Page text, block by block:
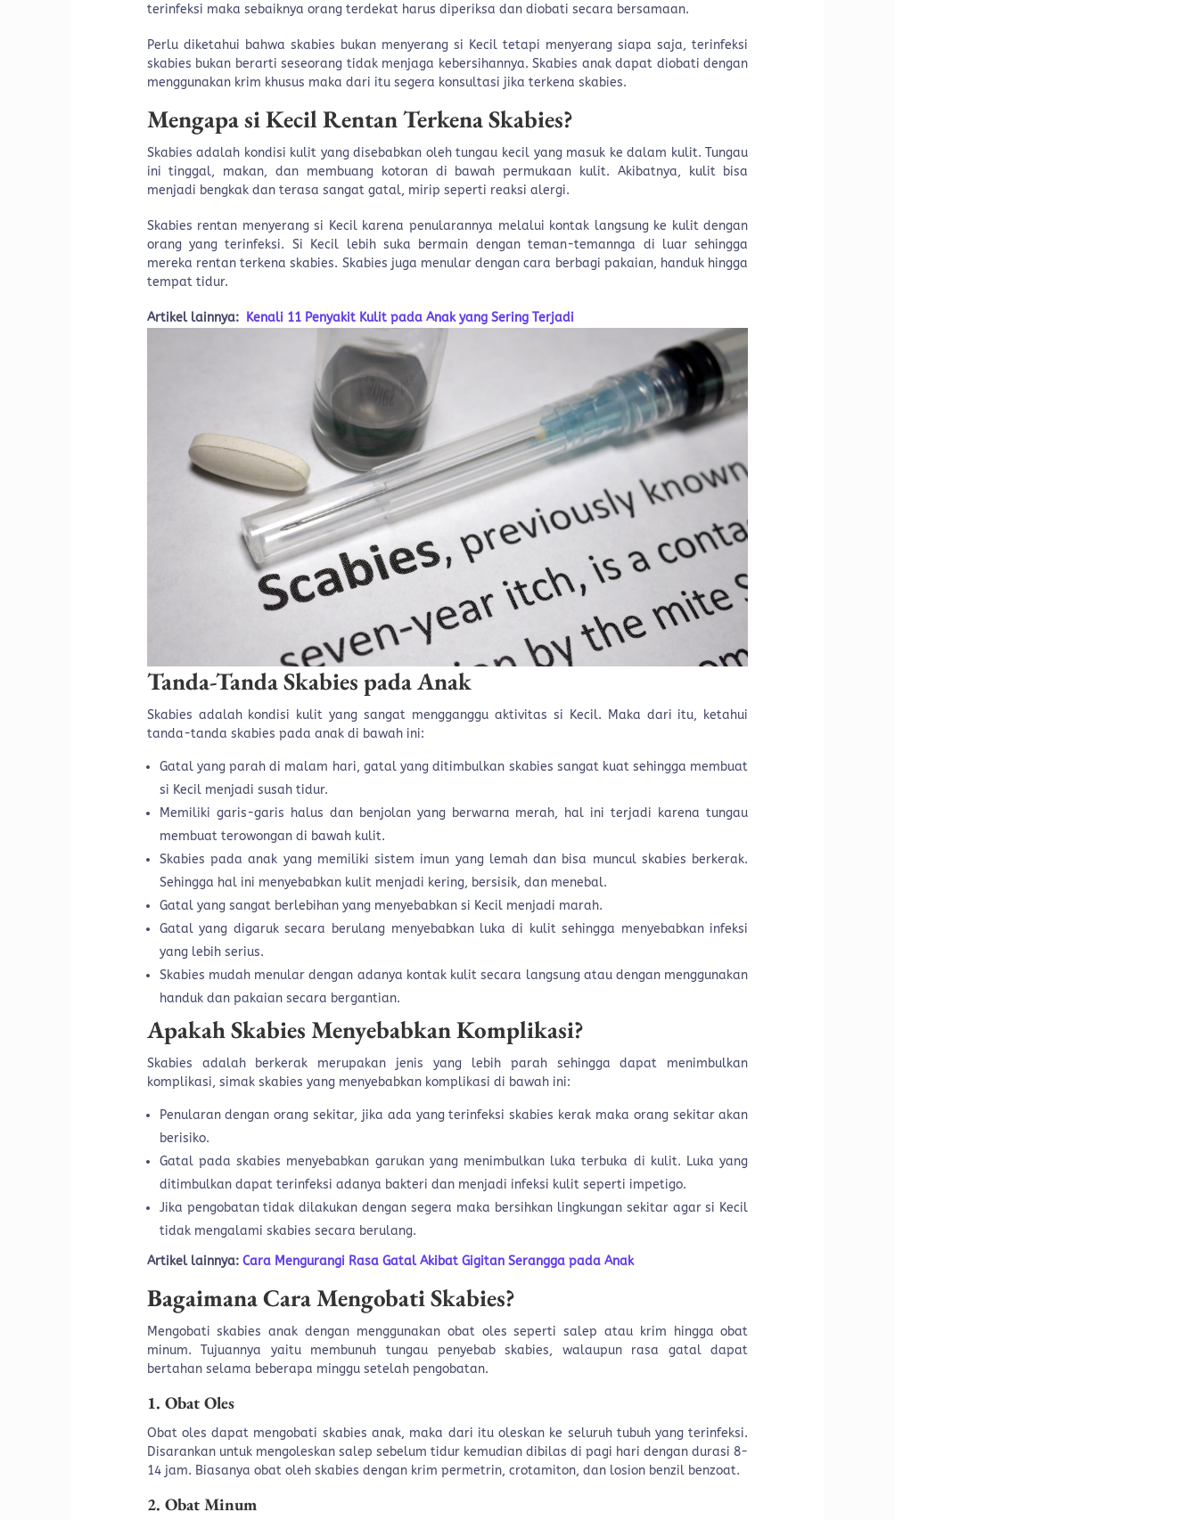
terinfeksi maka sebaiknya orang terdekat harus diperiksa dan diobati secara bersamaan.
Perlu diketahui bahwa skabies bukan menyerang si Kecil tetapi menyerang siapa saja, terinfeksi
skabies bukan berarti seseorang tidak menjaga kebersihannya. Skabies anak dapat diobati dengan
menggunakan krim khusus maka dari itu segera konsultasi jika terkena skabies.
Mengapa si Kecil Rentan Terkena Skabies?
Skabies adalah kondisi kulit yang disebabkan oleh tungau kecil yang masuk ke dalam kulit. Tungau
ini tinggal, makan, dan membuang kotoran di bawah permukaan kulit. Akibatnya, kulit bisa
menjadi bengkak dan terasa sangat gatal, mirip seperti reaksi alergi.
Skabies rentan menyerang si Kecil karena penularannya melalui kontak langsung ke kulit dengan
orang yang terinfeksi. Si Kecil lebih suka bermain dengan teman-temannga di luar sehingga
mereka rentan terkena skabies. Skabies juga menular dengan cara berbagi pakaian, handuk hingga
tempat tidur.
Artikel lainnya: Kenali 11 Penyakit Kulit pada Anak yang Sering Terjadi
Tanda-Tanda Skabies pada Anak
Skabies adalah kondisi kulit yang sangat mengganggu aktivitas si Kecil. Maka dari itu, ketahui
tanda-tanda skabies pada anak di bawah ini:
Gatal yang parah di malam hari, gatal yang ditimbulkan skabies sangat kuat sehingga membuat
si Kecil menjadi susah tidur.
Memiliki garis-garis halus dan benjolan yang berwarna merah, hal ini terjadi karena tungau
membuat terowongan di bawah kulit.
Skabies pada anak yang memiliki sistem imun yang lemah dan bisa muncul skabies berkerak.
Sehingga hal ini menyebabkan kulit menjadi kering, bersisik, dan menebal.
Gatal yang sangat berlebihan yang menyebabkan si Kecil menjadi marah.
Gatal yang digaruk secara berulang menyebabkan luka di kulit sehingga menyebabkan infeksi
yang lebih serius.
Skabies mudah menular dengan adanya kontak kulit secara langsung atau dengan menggunakan
handuk dan pakaian secara bergantian.
Apakah Skabies Menyebabkan Komplikasi?
Skabies adalah berkerak merupakan jenis yang lebih parah sehingga dapat menimbulkan
komplikasi, simak skabies yang menyebabkan komplikasi di bawah ini:
Penularan dengan orang sekitar, jika ada yang terinfeksi skabies kerak maka orang sekitar akan
berisiko.
Gatal pada skabies menyebabkan garukan yang menimbulkan luka terbuka di kulit. Luka yang
ditimbulkan dapat terinfeksi adanya bakteri dan menjadi infeksi kulit seperti impetigo.
Jika pengobatan tidak dilakukan dengan segera maka bersihkan lingkungan sekitar agar si Kecil
tidak mengalami skabies secara berulang.
Artikel lainnya: Cara Mengurangi Rasa Gatal Akibat Gigitan Serangga pada Anak
Bagaimana Cara Mengobati Skabies?
Mengobati skabies anak dengan menggunakan obat oles seperti salep atau krim hingga obat
minum. Tujuannya yaitu membunuh tungau penyebab skabies, walaupun rasa gatal dapat
bertahan selama beberapa minggu setelah pengobatan.
1. Obat Oles
Obat oles dapat mengobati skabies anak, maka dari itu oleskan ke seluruh tubuh yang terinfeksi.
Disarankan untuk mengoleskan salep sebelum tidur kemudian dibilas di pagi hari dengan durasi 8-
14 jam. Biasanya obat oleh skabies dengan krim permetrin, crotamiton, dan losion benzil benzoat.
2. Obat Minum